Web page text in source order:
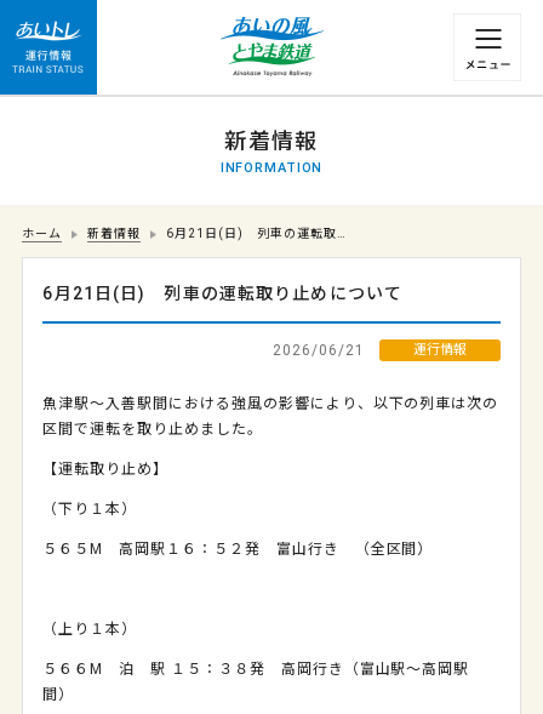
運行情報 列車の遅れ情報等についてはこちら
新着情報
INFORMATION
ホーム 新着情報 6月21日(日) 列車の運転取…
6月21日(日) 列車の運転取り止めについて
2026/06/21 運行情報
魚津駅～入善駅間における強風の影響により、以下の列車は次の
区間で運転を取り止めました。
【運転取り止め】
（下り１本）
５６５M 高岡駅１６：５２発 富山行き （全区間）
（上り１本）
５６６M 泊 駅 １５：３８発 高岡行き（富山駅～高岡駅
間）